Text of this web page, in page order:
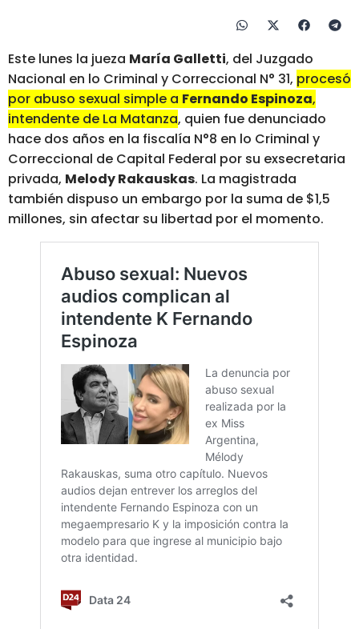
Este lunes la jueza María Galletti, del Juzgado
Nacional en lo Criminal y Correccional N° 31, procesó
por abuso sexual simple a Fernando Espinoza,
intendente de La Matanza, quien fue denunciado
hace dos años en la fiscalía N°8 en lo Criminal y
Correccional de Capital Federal por su exsecretaria
privada, Melody Rakauskas. La magistrada
también dispuso un embargo por la suma de $1,5
millones, sin afectar su libertad por el momento.